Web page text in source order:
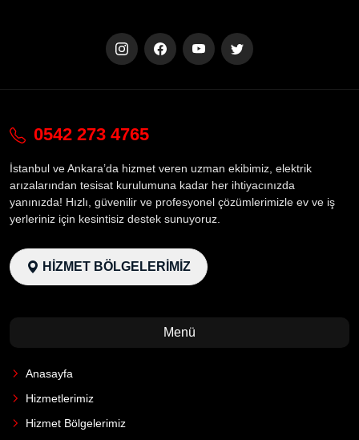
0542 273 4765
İstanbul ve Ankara’da hizmet veren uzman ekibimiz, elektrik
arızalarından tesisat kurulumuna kadar her ihtiyacınızda
yanınızda! Hızlı, güvenilir ve profesyonel çözümlerimizle ev ve iş
yerleriniz için kesintisiz destek sunuyoruz.
HİZMET BÖLGELERİMİZ
Menü
Anasayfa
Hizmetlerimiz
Hizmet Bölgelerimiz